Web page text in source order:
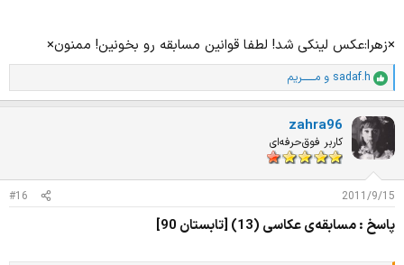
×زهرا:عکس لینکی شد! لطفا قوانین مسابقه رو بخونین! ممنون×
ا
م
ت
ی
ا
ز
ت
sadaf.h و مـــــــریم
zahra96
کاربر فوق‌حرفه‌ای
2011/9/15
#16
پاسخ : مسابقه‌ی عکاسی (13) [تابستان 90]